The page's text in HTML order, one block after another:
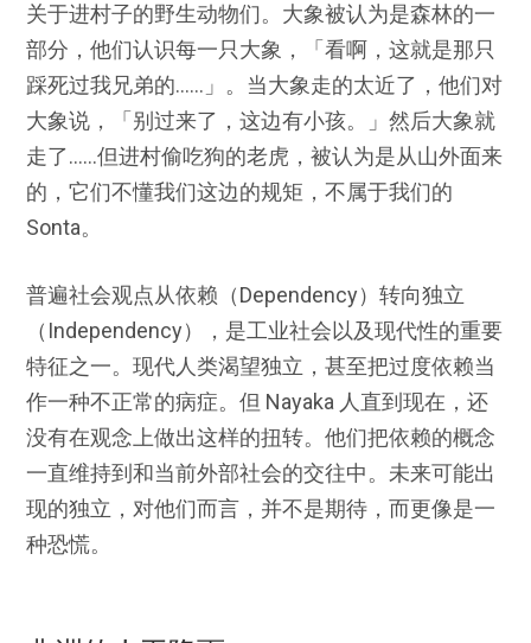
关于进村子的野生动物们。大象被认为是森林的一
部分，他们认识每一只大象，「看啊，这就是那只
踩死过我兄弟的……」。当大象走的太近了，他们对
大象说，「别过来了，这边有小孩。」然后大象就
走了……但进村偷吃狗的老虎，被认为是从山外面来
的，它们不懂我们这边的规矩，不属于我们的
Sonta。
普遍社会观点从依赖（Dependency）转向独立
（Independency），是工业社会以及现代性的重要
特征之一。现代人类渴望独立，甚至把过度依赖当
作一种不正常的病症。但 Nayaka 人直到现在，还
没有在观念上做出这样的扭转。他们把依赖的概念
一直维持到和当前外部社会的交往中。未来可能出
现的独立，对他们而言，并不是期待，而更像是一
种恐慌。